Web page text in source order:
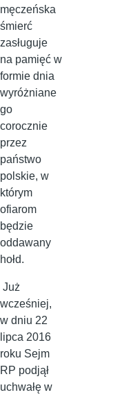
męczeńska
śmierć
zasługuje
na pamięć w
formie dnia
wyróżniane
go
corocznie
przez
państwo
polskie, w
którym
ofiarom
będzie
oddawany
hołd.
Już
wcześniej,
w dniu 22
lipca 2016
roku Sejm
RP podjął
uchwałę w